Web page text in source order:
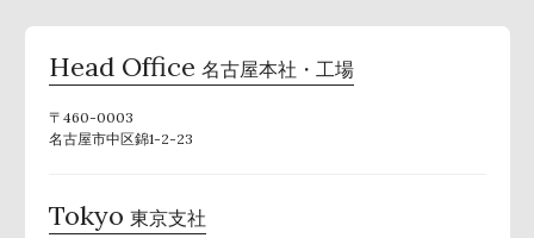
Head Office 名古屋本社・工場
〒460-0003
名古屋市中区錦1-2-23
Tokyo 東京支社